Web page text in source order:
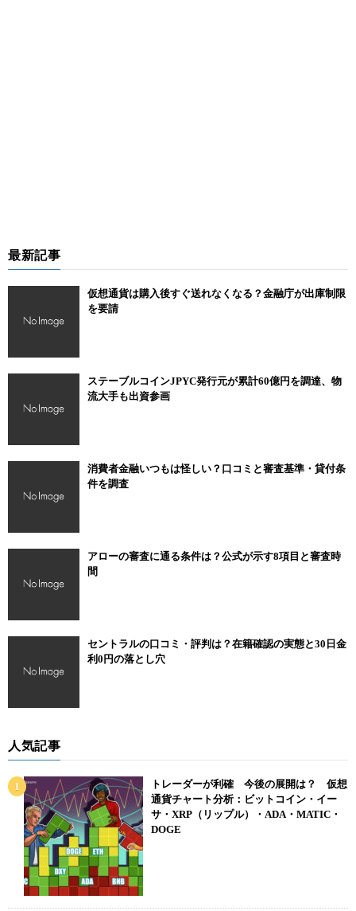
最新記事
仮想通貨は購入後すぐ送れなくなる？金融庁が出庫制限
を要請
ステーブルコインJPYC発行元が累計60億円を調達、物
流大手も出資参画
消費者金融いつもは怪しい？口コミと審査基準・貸付条
件を調査
アローの審査に通る条件は？公式が示す8項目と審査時
間
セントラルの口コミ・評判は？在籍確認の実態と30日金
利0円の落とし穴
人気記事
トレーダーが利確 今後の展開は？ 仮想
通貨チャート分析：ビットコイン・イー
サ・XRP（リップル）・ADA・MATIC・
DOGE